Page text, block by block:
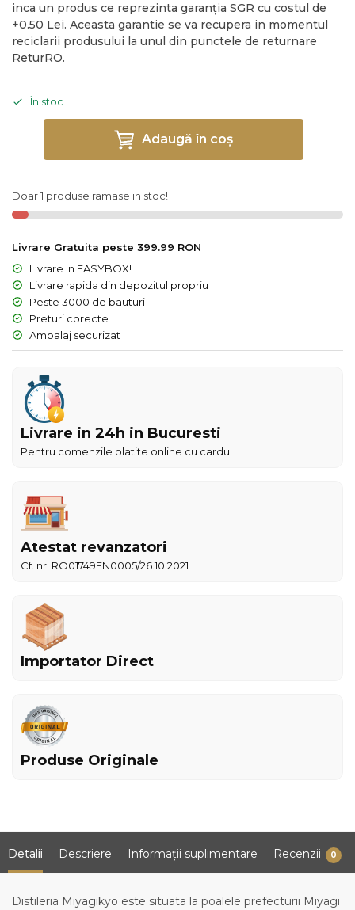
Livrare Gratuita peste 399.99 RON
Livrare in EASYBOX!
Livrare rapida din depozitul propriu
Peste 3000 de bauturi
Preturi corecte
Ambalaj securizat
Livrare in 24h in Bucuresti
Pentru comenzile platite online cu cardul
Atestat revanzatori
Cf. nr. RO01749EN0005/26.10.2021
Importator Direct
Produse Originale
inca un produs ce reprezinta garanția SGR cu costul de
+0.50 Lei. Aceasta garantie se va recupera in momentul
reciclarii produsului la unul din punctele de returnare
ReturRO.
În stoc
Adaugă în coș
Doar 1 produse ramase in stoc!
Detalii Descriere Informații suplimentare Recenzii 0
Distileria Miyagikyo este situata la poalele prefecturii Miyagi